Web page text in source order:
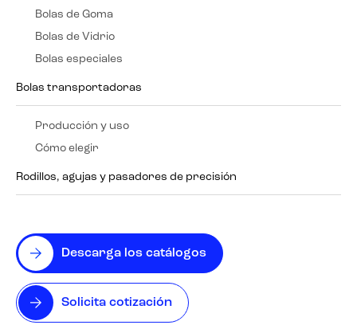
Descarga los catálogos
Solicita cotización
Bolas de Goma
Bolas de Vidrio
Bolas especiales
Bolas transportadoras
Producción y uso
Cómo elegir
Rodillos, agujas y pasadores de precisión